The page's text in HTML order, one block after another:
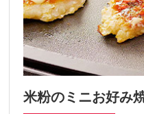
米粉のミニお好み